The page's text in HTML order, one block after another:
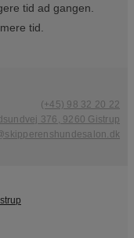
tid ad gangen.
tid.
(+45) 98 32 20 22
376, 9260 Gistrup